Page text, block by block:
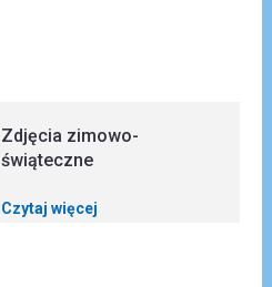
Zdjęcia zimowo-
świąteczne
Czytaj więcej